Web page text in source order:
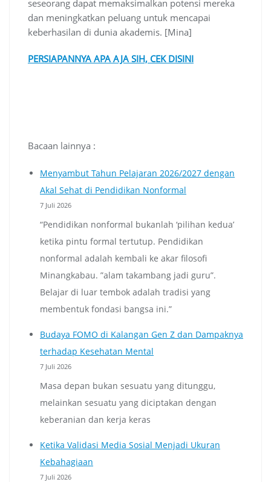
seseorang dapat memaksimalkan potensi mereka
dan meningkatkan peluang untuk mencapai
keberhasilan di dunia akademis. [Mina]
PERSIAPANNYA APA AJA SIH, CEK DISINI
Bacaan lainnya :
Menyambut Tahun Pelajaran 2026/2027 dengan
Akal Sehat di Pendidikan Nonformal
7 Juli 2026
“Pendidikan nonformal bukanlah ‘pilihan kedua’
ketika pintu formal tertutup. Pendidikan
nonformal adalah kembali ke akar filosofi
Minangkabau. ”alam takambang jadi guru”.
Belajar di luar tembok adalah tradisi yang
membentuk fondasi bangsa ini.”
Budaya FOMO di Kalangan Gen Z dan Dampaknya
terhadap Kesehatan Mental
7 Juli 2026
Masa depan bukan sesuatu yang ditunggu,
melainkan sesuatu yang diciptakan dengan
keberanian dan kerja keras
Ketika Validasi Media Sosial Menjadi Ukuran
Kebahagiaan
7 Juli 2026